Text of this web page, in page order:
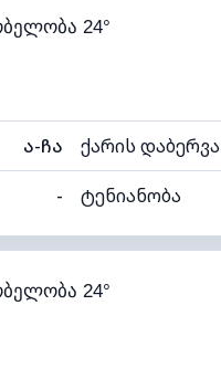
19°C ხილვადობა
24°
ა-ჩა ქარის დაბერვა
- ტენიანობა
92% (კომფორტული) ღრუბლიანობა
19°C ხილვადობა
24°